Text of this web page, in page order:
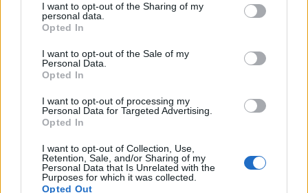
I want to opt-out of the Sharing of my
personal data.
Opted In
I want to opt-out of the Sale of my
Personal Data.
Opted In
I want to opt-out of processing my
Personal Data for Targeted Advertising.
Opted In
I want to opt-out of Collection, Use,
Retention, Sale, and/or Sharing of my
Personal Data that Is Unrelated with the
Purposes for which it was collected.
Opted Out